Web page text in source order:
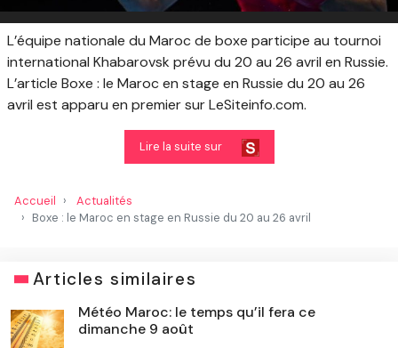
L’équipe nationale du Maroc de boxe participe au tournoi
international Khabarovsk prévu du 20 au 26 avril en Russie.
L’article Boxe : le Maroc en stage en Russie du 20 au 26
avril est apparu en premier sur LeSiteinfo.com.
Lire la suite sur
Accueil
Actualités
Boxe : le Maroc en stage en Russie du 20 au 26 avril
Articles similaires
Météo Maroc: le temps qu’il fera ce
dimanche 9 août